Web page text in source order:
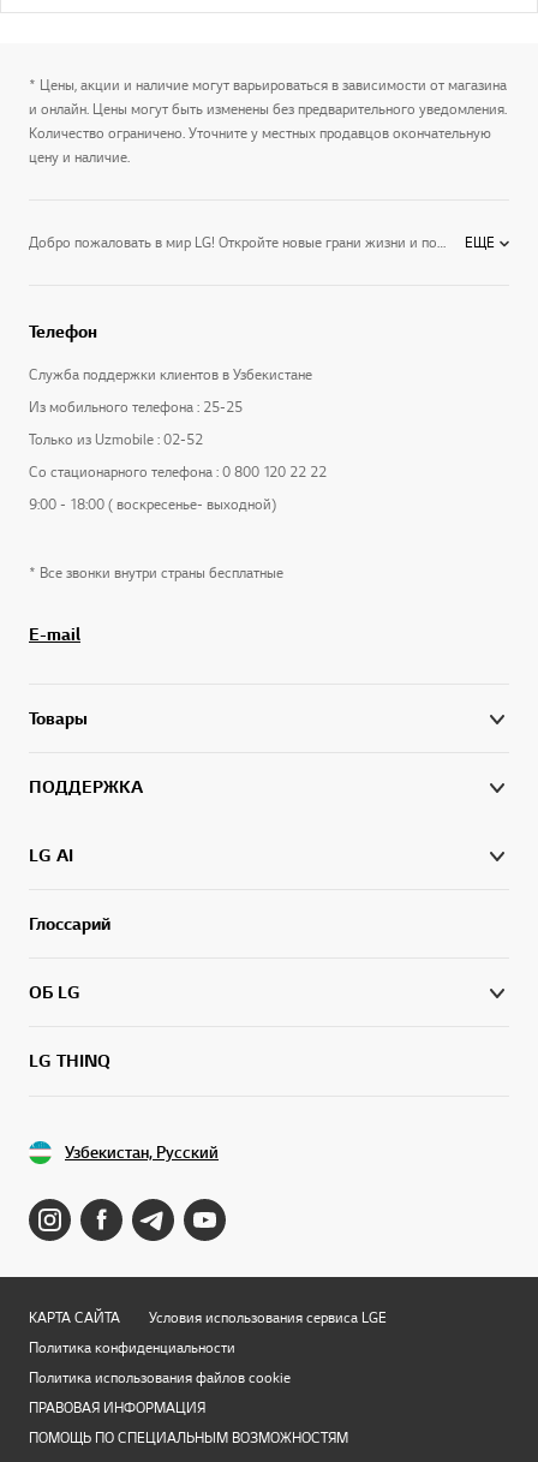
* Цены, акции и наличие могут варьироваться в зависимости от магазина
и онлайн. Цены могут быть изменены без предварительного уведомления.
Количество ограничено. Уточните у местных продавцов окончательную
цену и наличие.
Добро пожаловать в мир LG! Откройте новые грани жизни и подготовьтесь к лучшим ее моментам вместе с LG. Высокие стандарты качества и забота о потребителе — наша ответственность и гордость. ЕЩЕ
Телефон
Служба поддержки клиентов в Узбекистане
Из мобильного телефона : 25-25
Только из Uzmobile : 02-52
Со стационарного телефона : 0 800 120 22 22
9:00 - 18:00 ( воскресенье- выходной)
* Все звонки внутри страны бесплатные
E-mail
Товары
ПОДДЕРЖКА
LG AI
Глоссарий
ОБ LG
LG THINQ
Узбекистан, Русский
КАРТА САЙТА
Условия использования сервиса LGE
Политика конфиденциальности
Политика использования файлов cookie
ПРАВОВАЯ ИНФОРМАЦИЯ
ПОМОЩЬ ПО СПЕЦИАЛЬНЫМ ВОЗМОЖНОСТЯМ